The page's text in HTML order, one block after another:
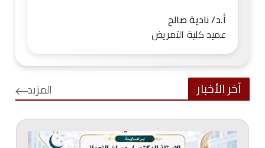
أ.د/ نادية صالح
عميد كلية التمريض
آخر الأخبار المزيد